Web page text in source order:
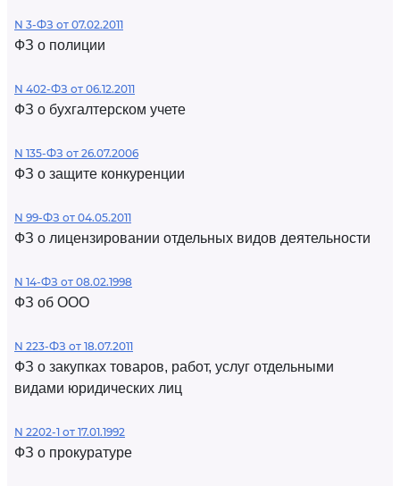
N 3-ФЗ от 07.02.2011
ФЗ о полиции
N 402-ФЗ от 06.12.2011
ФЗ о бухгалтерском учете
N 135-ФЗ от 26.07.2006
ФЗ о защите конкуренции
N 99-ФЗ от 04.05.2011
ФЗ о лицензировании отдельных видов деятельности
N 14-ФЗ от 08.02.1998
ФЗ об ООО
N 223-ФЗ от 18.07.2011
ФЗ о закупках товаров, работ, услуг отдельными
видами юридических лиц
N 2202-1 от 17.01.1992
ФЗ о прокуратуре